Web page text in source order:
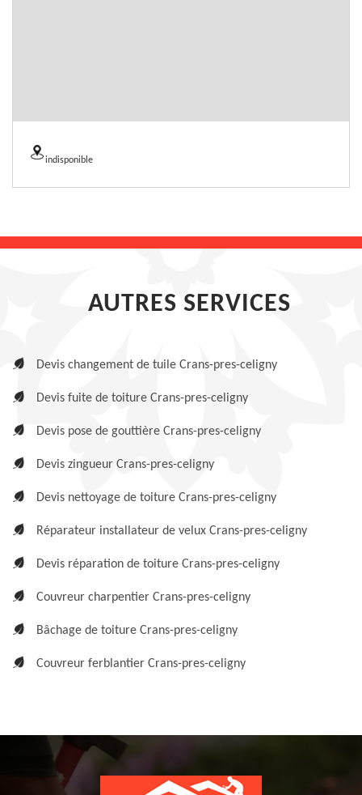
indisponible
AUTRES SERVICES
Devis changement de tuile Crans-pres-celigny
Devis fuite de toiture Crans-pres-celigny
Devis pose de gouttière Crans-pres-celigny
Devis zingueur Crans-pres-celigny
Devis nettoyage de toiture Crans-pres-celigny
Réparateur installateur de velux Crans-pres-celigny
Devis réparation de toiture Crans-pres-celigny
Couvreur charpentier Crans-pres-celigny
Bâchage de toiture Crans-pres-celigny
Couvreur ferblantier Crans-pres-celigny